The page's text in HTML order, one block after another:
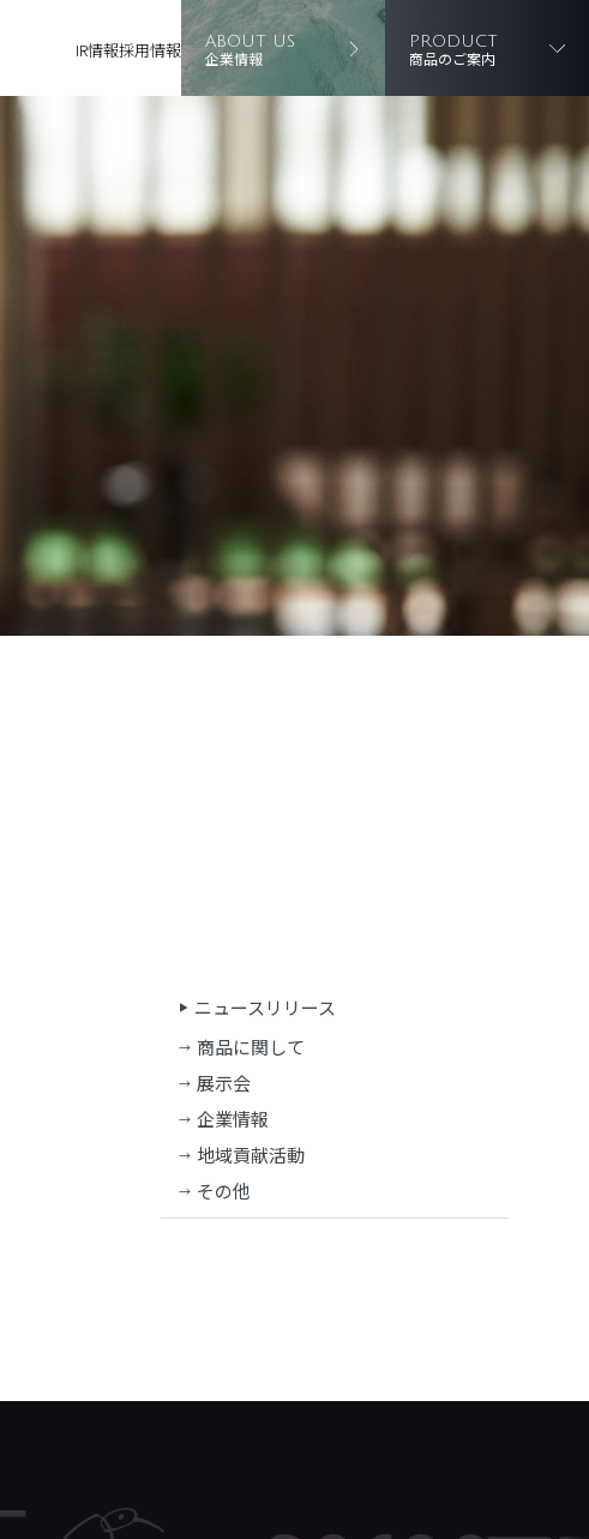
IR情報採用情報 ABOUT US
企業情報
PRODUCT
商品のご案内
ニュースリリース
商品に関して
展示会
企業情報
地域貢献活動
その他